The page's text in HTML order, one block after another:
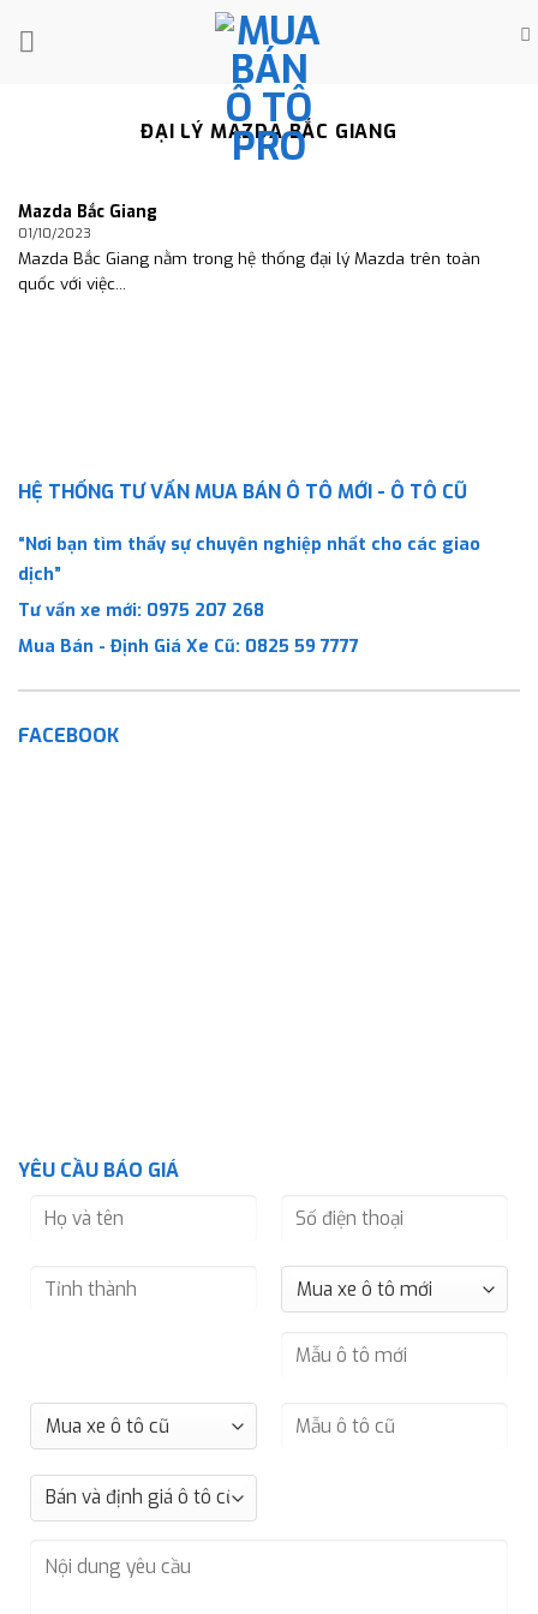
ĐẠI LÝ MAZDA BẮC GIANG
Mazda Bắc Giang
01/10/2023
Mazda Bắc Giang nằm trong hệ thống đại lý Mazda trên toàn
quốc với việc...
HỆ THỐNG TƯ VẤN MUA BÁN Ô TÔ MỚI - Ô TÔ CŨ
“Nơi bạn tìm thấy sự chuyên nghiệp nhất cho các giao
dịch”
Tư vấn xe mới: 0975 207 268
Mua Bán - Định Giá Xe Cũ: 0825 59 7777
FACEBOOK
YÊU CẦU BÁO GIÁ